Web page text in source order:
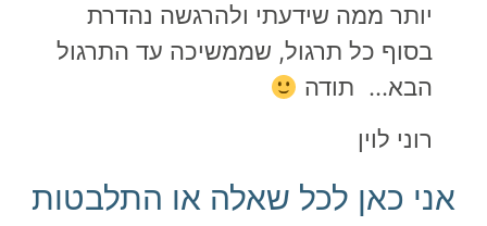
יותר ממה שידעתי ולהרגשה נהדרת
בסוף כל תרגול, שממשיכה עד התרגול
הבא… תודה
רוני לוין
אני כאן לכל שאלה או התלבטות